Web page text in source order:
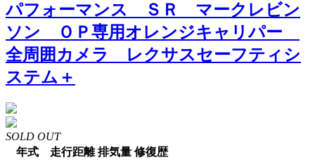
パフォーマンス ＳＲ マークレビン
ソン ＯＰ専用オレンジキャリパー
全周囲カメラ レクサスセーフティシ
ステム＋
SOLD OUT
年式
走行距離 排気量 修復歴